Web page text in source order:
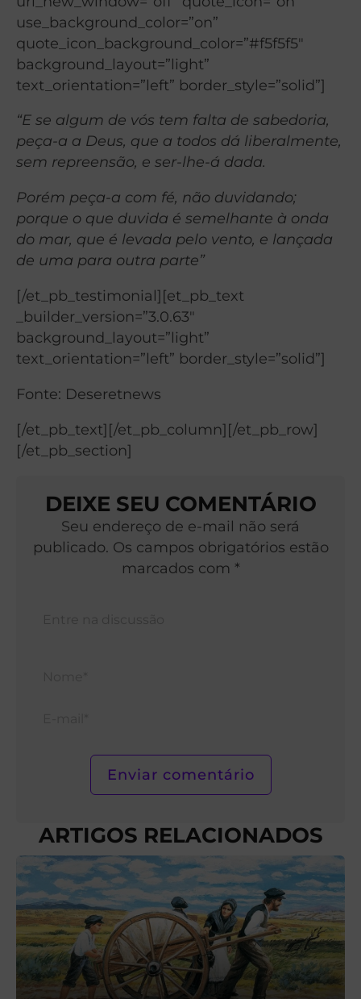
use_background_color=”on”
quote_icon_background_color=”#f5f5f5″
background_layout=”light”
text_orientation=”left” border_style=”solid”]
“E se algum de vós tem falta de sabedoria,
peça-a a Deus, que a todos dá liberalmente,
sem repreensão, e ser-lhe-á dada.
Porém peça-a com fé, não duvidando;
porque o que duvida é semelhante à onda
do mar, que é levada pelo vento, e lançada
de uma para outra parte”
[/et_pb_testimonial][et_pb_text
_builder_version=”3.0.63″
background_layout=”light”
text_orientation=”left” border_style=”solid”]
Fonte: Deseretnews
[/et_pb_text][/et_pb_column][/et_pb_row]
[/et_pb_section]
DEIXE SEU COMENTÁRIO
Seu endereço de e-mail não será
publicado. Os campos obrigatórios estão
marcados com *
ARTIGOS RELACIONADOS